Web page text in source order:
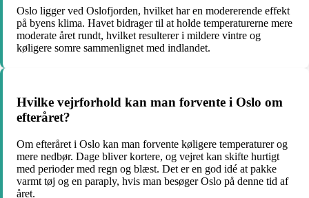
Oslo ligger ved Oslofjorden, hvilket har en modererende effekt
på byens klima. Havet bidrager til at holde temperaturerne mere
moderate året rundt, hvilket resulterer i mildere vintre og
køligere somre sammenlignet med indlandet.
Hvilke vejrforhold kan man forvente i Oslo om
efteråret?
Om efteråret i Oslo kan man forvente køligere temperaturer og
mere nedbør. Dage bliver kortere, og vejret kan skifte hurtigt
med perioder med regn og blæst. Det er en god idé at pakke
varmt tøj og en paraply, hvis man besøger Oslo på denne tid af
året.